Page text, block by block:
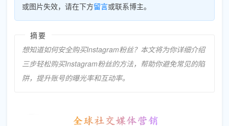
或图片失效，请在下方留言或联系博主。
摘要
想知道如何安全购买Instagram粉丝？本文将为你详细介绍
三步轻松购买Instagram粉丝的方法，帮助你避免常见的陷
阱，提升账号的曝光率和互动率。